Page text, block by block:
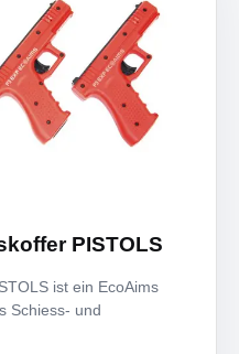
PISTOLS
ist ein EcoAims
Schiess- und